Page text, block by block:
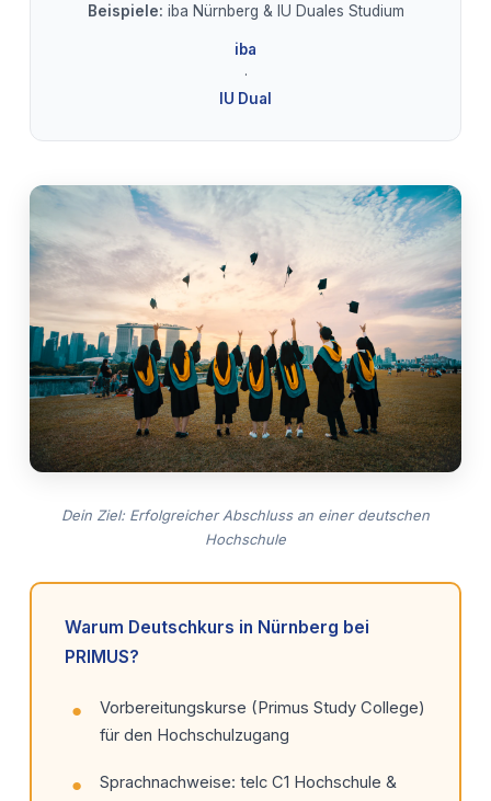
Beispiele: iba Nürnberg & IU Duales Studium
iba
·
IU Dual
Dein Ziel: Erfolgreicher Abschluss an einer deutschen
Hochschule
Warum Deutschkurs in Nürnberg bei
PRIMUS?
Vorbereitungskurse (Primus Study College)
für den Hochschulzugang
Sprachnachweise: telc C1 Hochschule &